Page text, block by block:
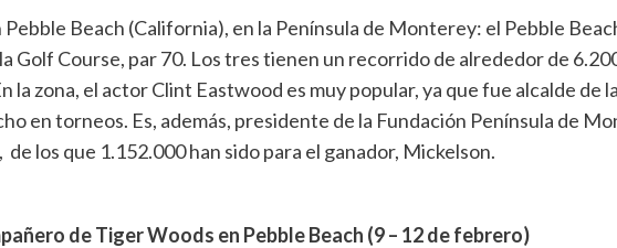
Beach (California), en la Península de Monterey: el Pebble
Golf Course, par 70. Los tres tienen un recorrido de alrededor de
zona, el actor Clint Eastwood es muy popular, ya que fue alcalde de
en torneos. Es, además, presidente de la Fundación Península de
los que 1.152.000 han sido para el ganador, Mickelson.
de Tiger Woods en Pebble Beach (9 – 12 de febrero)